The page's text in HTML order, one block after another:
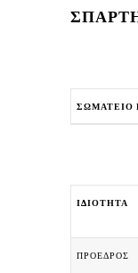
ΣΩΜΑΤΕΙΟ
ΙΔΙΟΤΗΤΑ
ΠΡΟΕΔΡΟΣ